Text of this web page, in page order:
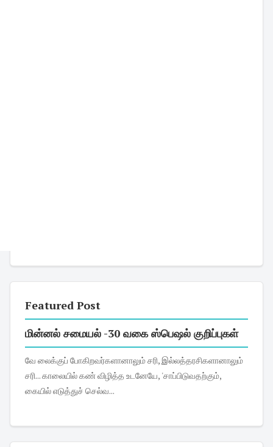
Featured Post
மின்னல் சமையல் -30 வகை ஸ்பெஷல் குறிப்புகள்
வே லைக்குப் போகிறவர்களானாலும் சரி, இல்லத்தரசிகளானாலும்
சரி... காலையில் கண் விழித்த உடனேயே, 'சாப்பிடுவதற்கும்,
கையில் எடுத்துச் செல்வ...